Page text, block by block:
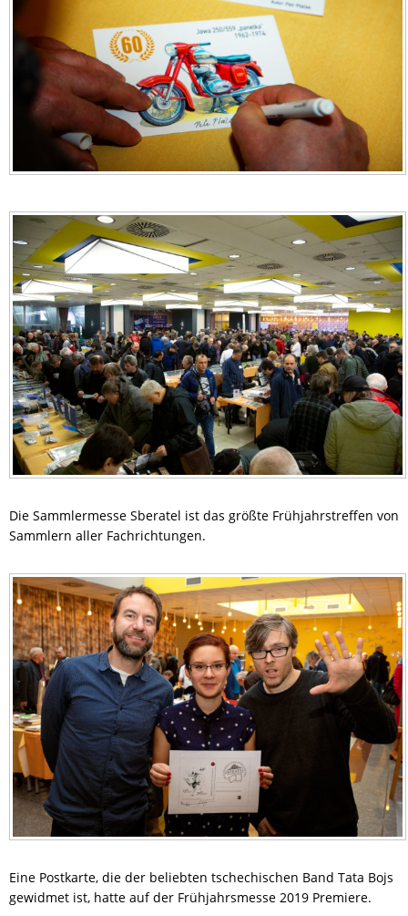
Die Sammlermesse Sberatel ist das größte Frühjahrstreffen von
Sammlern aller Fachrichtungen.
Eine Postkarte, die der beliebten tschechischen Band Tata Bojs
gewidmet ist, hatte auf der Frühjahrsmesse 2019 Premiere.